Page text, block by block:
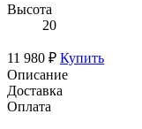
Высота
20
11 980 ₽ Купить
Описание
Доставка
Оплата